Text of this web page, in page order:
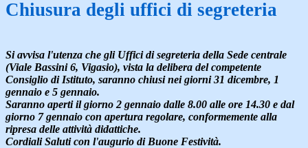
Chiusura degli uffici di segreteria
Si avvisa l'utenza che gli Uffici di segreteria della Sede centrale
(Viale Bassini 6, Vigasio), vista la delibera del competente
Consiglio di Istituto, saranno chiusi nei giorni 31 dicembre, 1
gennaio e 5 gennaio.
Saranno aperti il giorno 2 gennaio dalle 8.00 alle ore 14.30 e dal
giorno 7 gennaio con apertura regolare, conformemente alla
ripresa delle attività didattiche.
Cordiali Saluti con l'augurio di Buone Festività.